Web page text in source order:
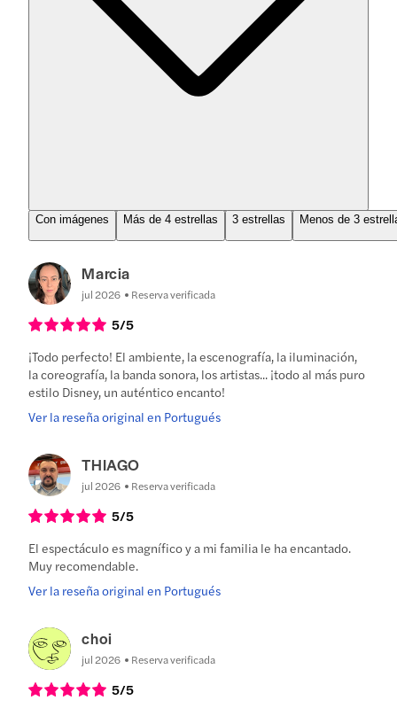
Con imágenes Más de 4 estrellas 3 estrellas Menos de 3
Marcia
jul 2026 Reserva verificada
5/5
¡Todo perfecto! El ambiente, la escenografía, la iluminación,
la coreografía, la banda sonora, los artistas... ¡todo al más puro
estilo Disney, un auténtico encanto!
Ver la reseña original en Portugués
THIAGO
jul 2026 Reserva verificada
5/5
El espectáculo es magnífico y a mi familia le ha encantado.
Muy recomendable.
Ver la reseña original en Portugués
choi
jul 2026 Reserva verificada
5/5